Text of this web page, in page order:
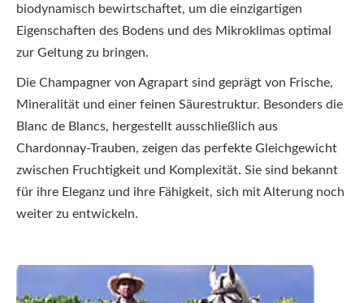
biodynamisch bewirtschaftet, um die einzigartigen
Eigenschaften des Bodens und des Mikroklimas optimal
zur Geltung zu bringen.
Die Champagner von Agrapart sind geprägt von Frische,
Mineralität und einer feinen Säurestruktur. Besonders die
Blanc de Blancs, hergestellt ausschließlich aus
Chardonnay-Trauben, zeigen das perfekte Gleichgewicht
zwischen Fruchtigkeit und Komplexität. Sie sind bekannt
für ihre Eleganz und ihre Fähigkeit, sich mit Alterung noch
weiter zu entwickeln.